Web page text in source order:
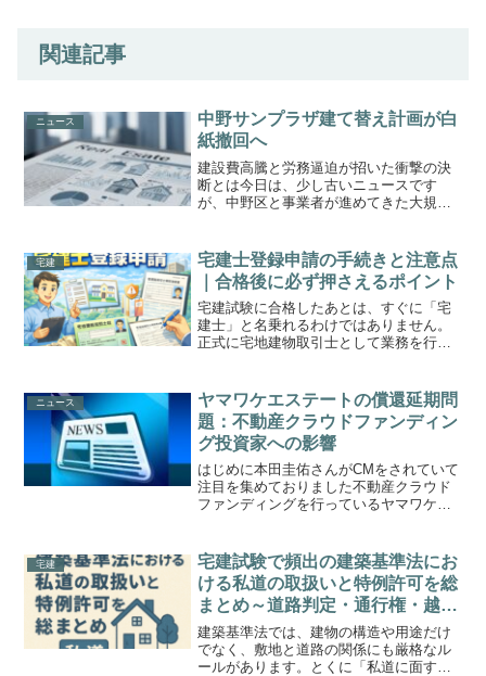
関連記事
ニュース
中野サンプラザ建て替え計画が白
紙撤回へ
建設費高騰と労務逼迫が招いた衝撃の決
断とは今日は、少し古いニュースです
が、中野区と事業者が進めてきた大規模
見通しとなったニュースを取り上げま
す。長年区民に親しまれてきた...
宅建
宅建士登録申請の手続きと注意点
｜合格後に必ず押さえるポイント
宅建試験に合格したあとは、すぐに「宅
建士」と名乗れるわけではありません。
正式に宅地建物取引士として業務を行う
請とは何か✔ 手続きの流れ✔ 必要書類✔
費用・期間✔ よ...
ニュース
ヤマワケエステートの償還延期問
題：不動産クラウドファンディン
グ投資家への影響
はじめに本田圭佑さんがCMをされていて
注目を集めておりました不動産クラウド
ファンディングを行っているヤマワケエ
したいと思います。
MafRakutenWidgetPara...
宅建
宅建試験で頻出の建築基準法にお
ける私道の取扱いと特例許可を総
まとめ～道路判定・通行権・越境
対策から敷地分割の特例まで例題
で完全マスター～
建築基準法では、建物の構造や用途だけ
でなく、敷地と道路の関係にも厳格なル
ールがあります。とくに「私道に面する